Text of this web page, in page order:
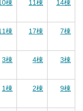
棟 11 棟 14棟
棟 17棟 7棟
3棟 4棟 3棟
1棟 2棟 9棟